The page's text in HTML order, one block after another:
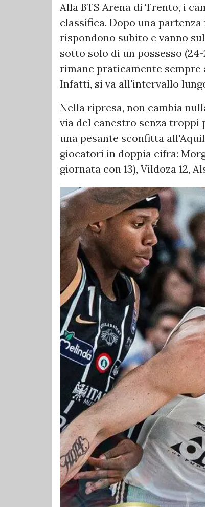
Alla BTS Arena di Trento, i
classifica. Dopo una
rispondono subito e vanno
sotto solo di un possesso
rimane praticamente sempre
Infatti, si va all'intervallo
Nella ripresa, non cambia
via del canestro senza troppi
una pesante sconfitta
giocatori in doppia cifra:
giornata con 13), Vildoza 12,